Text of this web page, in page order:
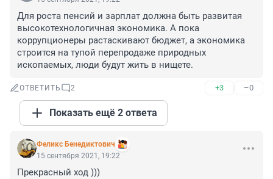
Для роста пенсий и зарплат должна быть развитая
высокотехнологичная экономика. А пока
коррупционеры растаскивают бюджет, а экономика
строится на тупой перепродаже природных
ископаемых, люди будут жить в нищете.
ОТВЕТИТЬ 2 +3 –0
Показать ещё 2 ответа
Феликс Бенедиктович
15 сентября 2021, 19:22
Прекрасный ход )))